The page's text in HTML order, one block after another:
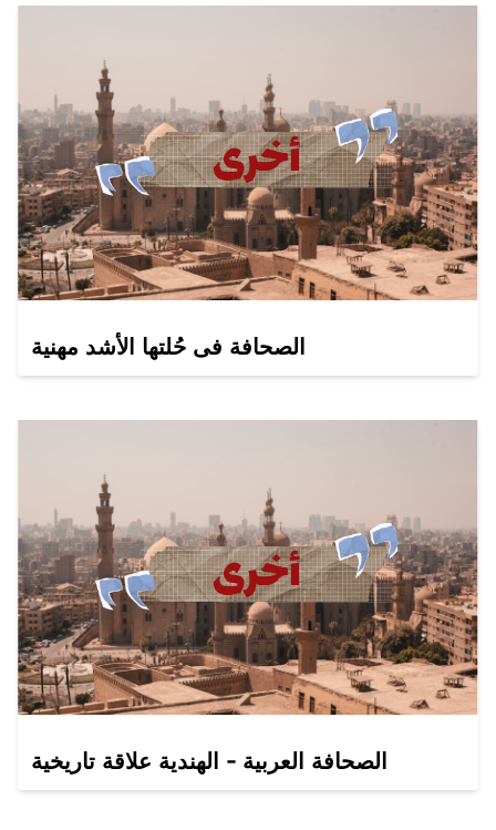
الصحافة فى حُلتها الأشد مهنية
الصحافة العربية - الهندية علاقة تاريخية